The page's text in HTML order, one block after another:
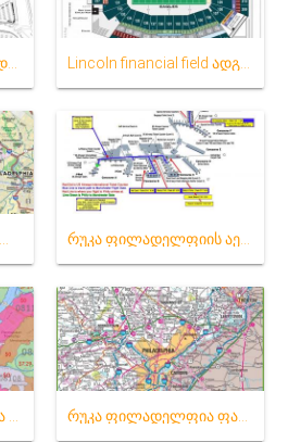
Lincoln financial field ადგილს რუკა
რუკა ფილადელფიის აეროპორტში
რუკა ფილადელფია ფართი